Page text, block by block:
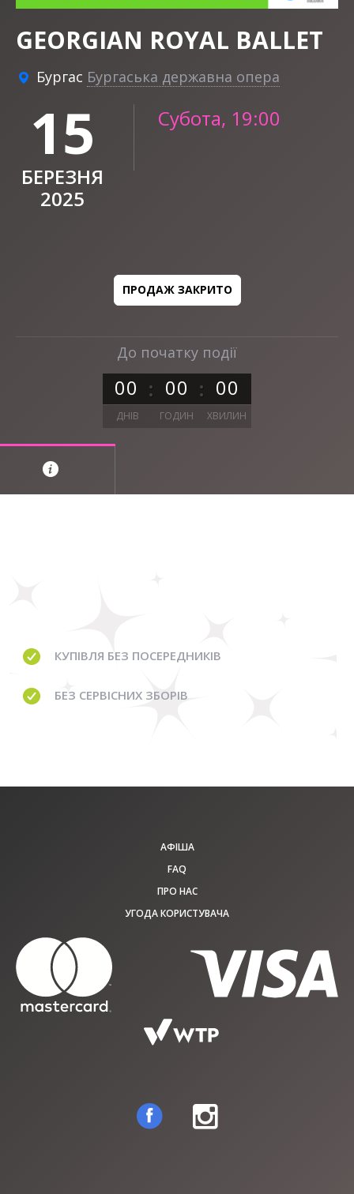
До початку події
00 00 00
ДНІВ ГОДИН ХВИЛИН
GEORGIAN ROYAL BALLET
Бургас Бургаська державна опера
15
БЕРЕЗНЯ
2025
Субота, 19:00
ПРОДАЖ ЗАКРИТО
КУПІВЛЯ БЕЗ ПОСЕРЕДНИКІВ
БЕЗ СЕРВІСНИХ ЗБОРІВ
АФІША
FAQ
ПРО НАС
УГОДА КОРИСТУВАЧА